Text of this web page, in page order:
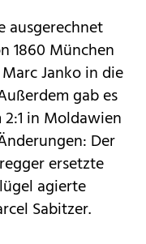
ausgerechnet
1860 München
Janko in die
gab es
in Moldawien
Der
ersetzte
agierte
Sabitzer.